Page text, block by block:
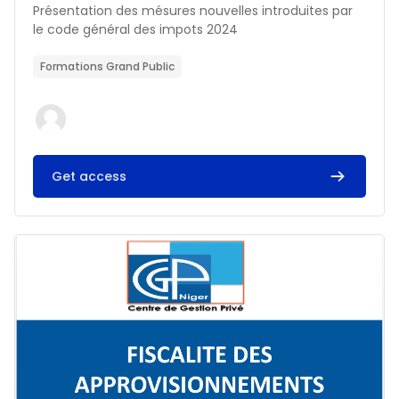
Résumé du cours :
Présentation des mésures nouvelles introduites par
le code général des impots 2024
Formations Grand Public
Get access
Image du cours FISCALITE DES APPROVISIONNEMENTS